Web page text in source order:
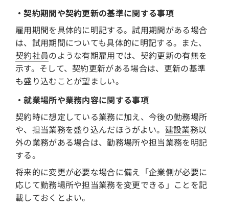
・契約期間や契約更新の基準に関する事項
雇用期間を具体的に明記する。試用期間がある場合
は、試用期間についても具体的に明記する。また、
契約社員のような有期雇用では、契約更新の有無を
示す。そして、契約更新がある場合は、更新の基準
も盛り込むことが望ましい。
・就業場所や業務内容に関する事項
契約時に想定している業務に加え、今後の勤務場所
や、担当業務を盛り込んだほうがよい。 建設業務以
外の業務がある場合は、勤務場所や担当業務を明記
する。
将来的に変更が必要な場合に備え「企業側が必要に
応じて勤務場所や担当業務を変更できる」ことを記
載しておくとよい。